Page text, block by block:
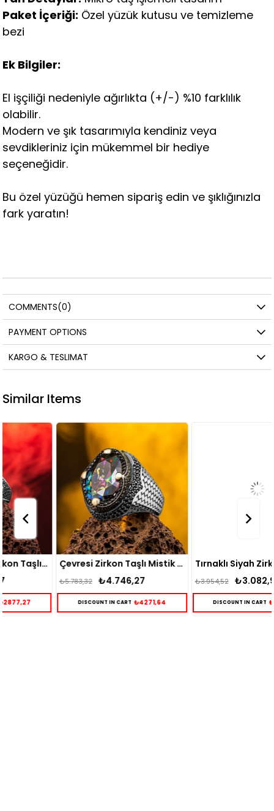
Paket İçeriği: Özel yüzük kutusu ve temizleme
bezi
Ek Bilgiler:
El işçiliği nedeniyle ağırlıkta (+/-) %10 farklılık
olabilir.
Modern ve şık tasarımıyla kendiniz veya
sevdikleriniz için mükemmel bir hediye
seçeneğidir.
Bu özel yüzüğü hemen sipariş edin ve şıklığınızla
fark yaratın!
COMMENTS(0)
PAYMENT OPTIONS
KARGO & TESLIMAT
Similar Items
Çevresi Zirkon Taşlı Mistik Topaz Gümüş Yüzük
₺4.746,27
DISCOUNT IN CART ₺4271,64
Tırnaklı Siyah Zirkon Taşlı Gümüş Yüzük
₺3.082,95
₺3.954,52
DISCOUNT IN CART ₺2774,65